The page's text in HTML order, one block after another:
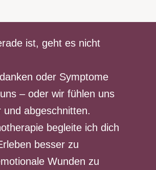
ist, geht es nicht
oder Symptome
– oder wir fühlen uns
und abgeschnitten.
begleite ich dich
besser zu
Wunden zu